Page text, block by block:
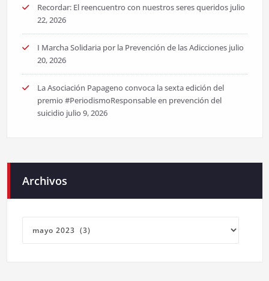
Recordar: El reencuentro con nuestros seres queridos julio
22, 2026
I Marcha Solidaria por la Prevención de las Adicciones julio
20, 2026
La Asociación Papageno convoca la sexta edición del
premio #PeriodismoResponsable en prevención del
suicidio julio 9, 2026
Archivos